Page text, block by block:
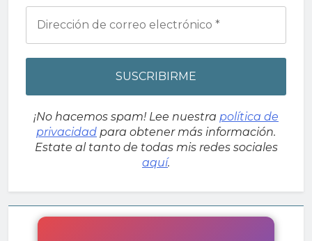
¡No hacemos spam! Lee nuestra política de
privacidad para obtener más información.
Estate al tanto de todas mis redes sociales
aquí.